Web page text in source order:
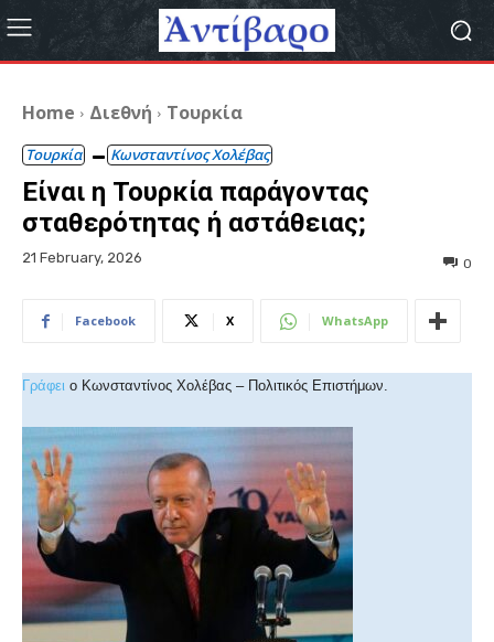
Home Διεθνή Τουρκία
Τουρκία Κωνσταντίνος Χολέβας
Είναι η Τουρκία παράγοντας
σταθερότητας ή αστάθειας;
21 February, 2026 0
Facebook X WhatsApp
Γράφει ο Κωνσταντίνος Χολέβας – Πολιτικός Επιστήμων.